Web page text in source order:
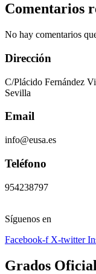
Comentarios
No hay comentarios
Dirección
C/Plácido Fernández
Sevilla
Email
info@eusa.es
Teléfono
954238797
Síguenos en
Facebook-f X-twitter
Grados